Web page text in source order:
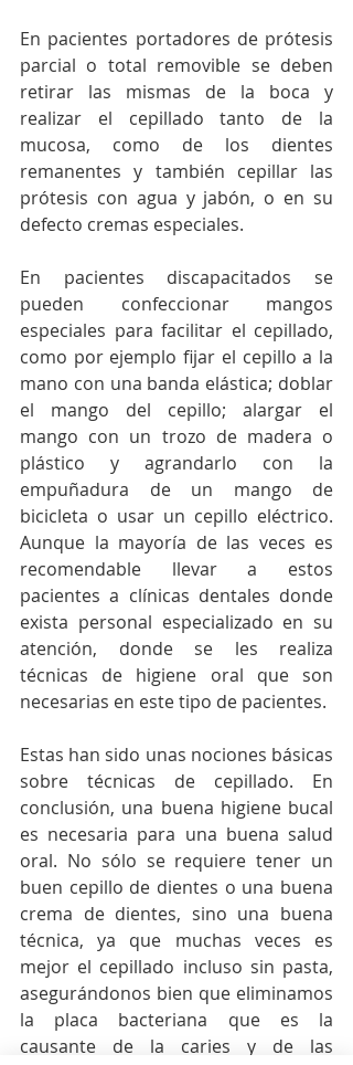
En pacientes portadores de prótesis
parcial o total removible se deben
retirar las mismas de la boca y
realizar el cepillado tanto de la
mucosa, como de los dientes
remanentes y también cepillar las
prótesis con agua y jabón, o en su
defecto cremas especiales.
En pacientes discapacitados se
pueden confeccionar mangos
especiales para facilitar el cepillado,
como por ejemplo fijar el cepillo a la
mano con una banda elástica; doblar
el mango del cepillo; alargar el
mango con un trozo de madera o
plástico y agrandarlo con la
empuñadura de un mango de
bicicleta o usar un cepillo eléctrico.
Aunque la mayoría de las veces es
recomendable llevar a estos
pacientes a clínicas dentales donde
exista personal especializado en su
atención, donde se les realiza
técnicas de higiene oral que son
necesarias en este tipo de pacientes.
Estas han sido unas nociones básicas
sobre técnicas de cepillado. En
conclusión, una buena higiene bucal
es necesaria para una buena salud
oral. No sólo se requiere tener un
buen cepillo de dientes o una buena
crema de dientes, sino una buena
técnica, ya que muchas veces es
mejor el cepillado incluso sin pasta,
asegurándonos bien que eliminamos
la placa bacteriana que es la
causante de la caries y de las